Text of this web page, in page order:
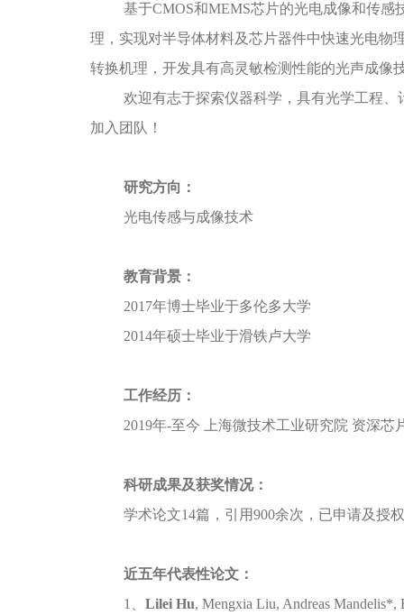
基于CMOS和MEMS芯片的光电成像和传
理，实现对半导体材料及芯片器件中快速光电物
转换机理，开发具有高灵敏检测性能的光声成像
欢迎有志于探索仪器科学，具有光学工程
加入团队！
研究方向：
光电传感与成像技术
教育背景：
2017年博士毕业于多伦多大学
2014年硕士毕业于滑铁卢大学
工作经历：
2019年-至今 上海微技术工业研究院 资深芯
科研成果及获奖情况：
学术论文14篇，引用900余次，已申请及授
近五年代表性论文：
1、Lilei Hu, Mengxia Liu, Andreas Mandelis*,